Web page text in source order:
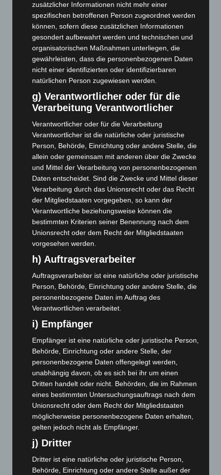
März 2026(115)
Februar 2026
(109)
Januar 2026(122)
Dezember 2025(103)
November 2025(114)
Oktober 2025(112)
September 2025(93)
August 2025 (90)
Juli 2025(90)
Juni 2025
(103)
Mai 2025(112)
April 2025(88)
März 2025 (111)
Februar 2025(96)
Januar 2025(88)
Dezember 2024(89)
November 2024(94)
Oktober 2024(93)
September 2024(112)
August 2024 (107)
Juli 2024
(89)
Juni 2024(107)
April 2024(102)
März 2024(103)
Februar 2024(103)
Januar 2024(111)
Dezember 2023(130)
November 2023
(130)
Oktober 2023
August 2023(134)
zusätzlicher Informationen nicht mehr einer
spezifischen betroffenen Person zugeordnet werden
können, sofern diese zusätzlichen Informationen
gesondert aufbewahrt werden und technischen und
organisatorischen Maßnahmen unterliegen, die
gewährleisten, dass die personenbezogenen Daten
nicht einer identifizierten oder identifizierbaren
natürlichen Person zugewiesen werden.
g) Verantwortlicher oder für die
Verarbeitung Verantwortlicher
Verantwortlicher oder für die Verarbeitung
Verantwortlicher ist die natürliche oder juristische
Person, Behörde, Einrichtung oder andere Stelle, die
allein oder gemeinsam mit anderen über die Zwecke
und Mittel der Verarbeitung von personenbezogenen
Daten entscheidet. Sind die Zwecke und Mittel dieser
Verarbeitung durch das Unionsrecht oder das Recht
der Mitgliedstaaten vorgegeben, so kann der
Verantwortliche beziehungsweise können die
bestimmten Kriterien seiner Benennung nach dem
Unionsrecht oder dem Recht der Mitgliedstaaten
vorgesehen werden.
h) Auftragsverarbeiter
Auftragsverarbeiter ist eine natürliche oder juristische
Person, Behörde, Einrichtung oder andere Stelle, die
personenbezogene Daten im Auftrag des
Verantwortlichen verarbeitet.
i) Empfänger
Empfänger ist eine natürliche oder juristische Person,
Behörde, Einrichtung oder andere Stelle, der
personenbezogene Daten offengelegt werden,
unabhängig davon, ob es sich bei ihr um einen
Dritten handelt oder nicht. Behörden, die im Rahmen
eines bestimmten Untersuchungsauftrags nach dem
Unionsrecht oder dem Recht der Mitgliedstaaten
möglicherweise personenbezogene Daten erhalten,
gelten jedoch nicht als Empfänger.
j) Dritter
Dritter ist eine natürliche oder juristische Person,
Behörde, Einrichtung oder andere Stelle außer der